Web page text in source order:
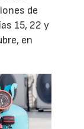
de
15, 22 y
en